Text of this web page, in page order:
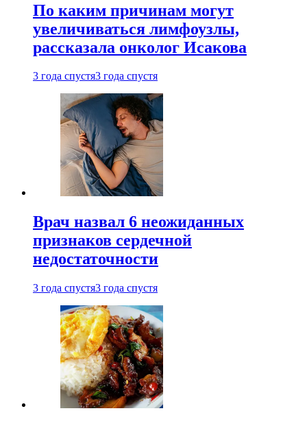
По каким причинам могут
увеличиваться лимфоузлы,
рассказала онколог Исакова
3 года спустя3 года спустя
Врач назвал 6 неожиданных
признаков сердечной
недостаточности
3 года спустя3 года спустя